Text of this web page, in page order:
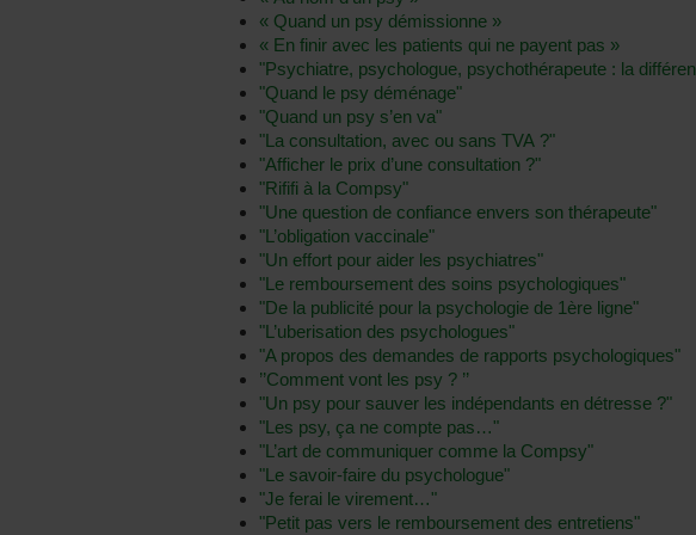
« Quand un psy démissionne »
« En finir avec les patients qui ne payent pas »
"Psychiatre, psychologue, psychothérapeute : la
"Quand le psy déménage"
"Quand un psy s’en va"
"La consultation, avec ou sans TVA ?"
"Afficher le prix d’une consultation ?"
"Rififi à la Compsy"
"Une question de confiance envers son thérapeute"
"L’obligation vaccinale"
"Un effort pour aider les psychiatres"
"Le remboursement des soins psychologiques"
"De la publicité pour la psychologie de 1ère ligne"
"L’uberisation des psychologues"
"A propos des demandes de rapports psychologiques"
’’Comment vont les psy ? ’’
"Un psy pour sauver les indépendants en détresse ?"
"Les psy, ça ne compte pas…"
"L’art de communiquer comme la Compsy"
"Le savoir-faire du psychologue"
"Je ferai le virement…"
"Petit pas vers le remboursement des entretiens"